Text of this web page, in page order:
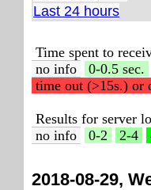
Last 24 hours
Time spent to
no info
0-0.5 sec.
time out (>15s.) or
Results for server
no info
0-2 2-4
2018-08-29,